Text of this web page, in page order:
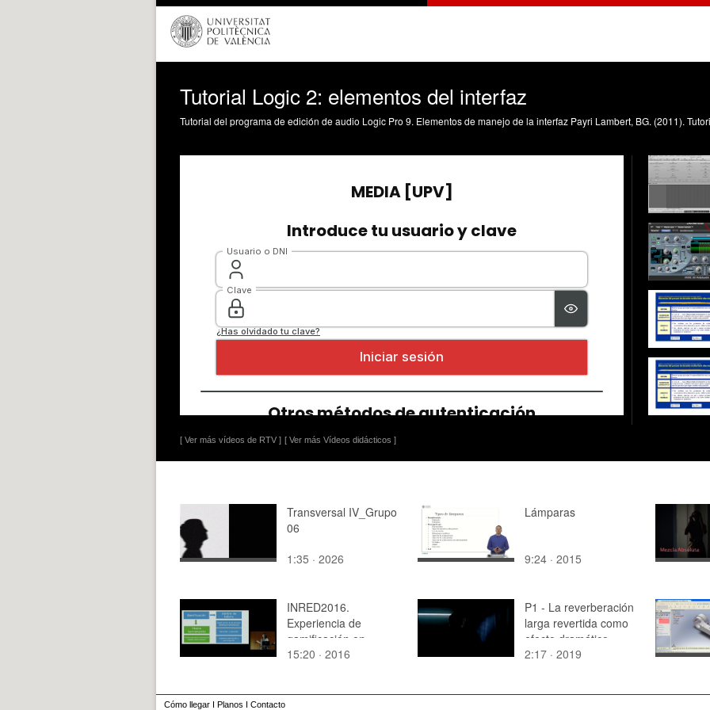
Tutorial Logic 2: elementos del interfaz
[ Ver más vídeos de RTV ] [ Ver más Vídeos didácticos ]
Transversal IV_Grupo
06
1:35 · 2026
Lámparas
9:24 · 2015
INRED2016.
Experiencia de
gamificación en
Docencia
15:20 · 2016
P1 - La reverberación
larga revertida como
efecto dramático
2:17 · 2019
Cómo llegar I Planos I Contacto